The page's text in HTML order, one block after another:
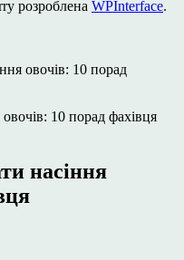
розроблена WPInterface.
овочів: 10 порад
насіння